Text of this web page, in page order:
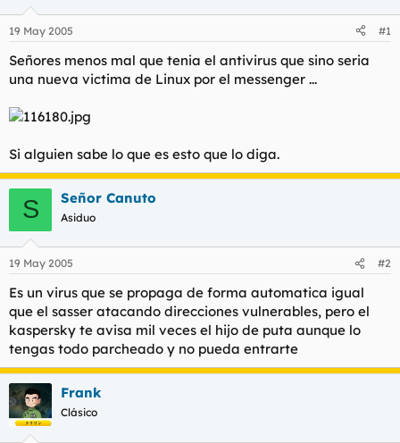
a
d
o
r
e
t
m
i
n
c
19 May 2005 #1
Señores menos mal que tenia el antivirus que sino seria
una nueva victima de Linux por el messenger ...
Si alguien sabe lo que es esto que lo diga.
S Señor Canuto
Asiduo
19 May 2005 #2
Es un virus que se propaga de forma automatica igual
que el sasser atacando direcciones vulnerables, pero el
kaspersky te avisa mil veces el hijo de puta aunque lo
tengas todo parcheado y no pueda entrarte
Frank
Clásico